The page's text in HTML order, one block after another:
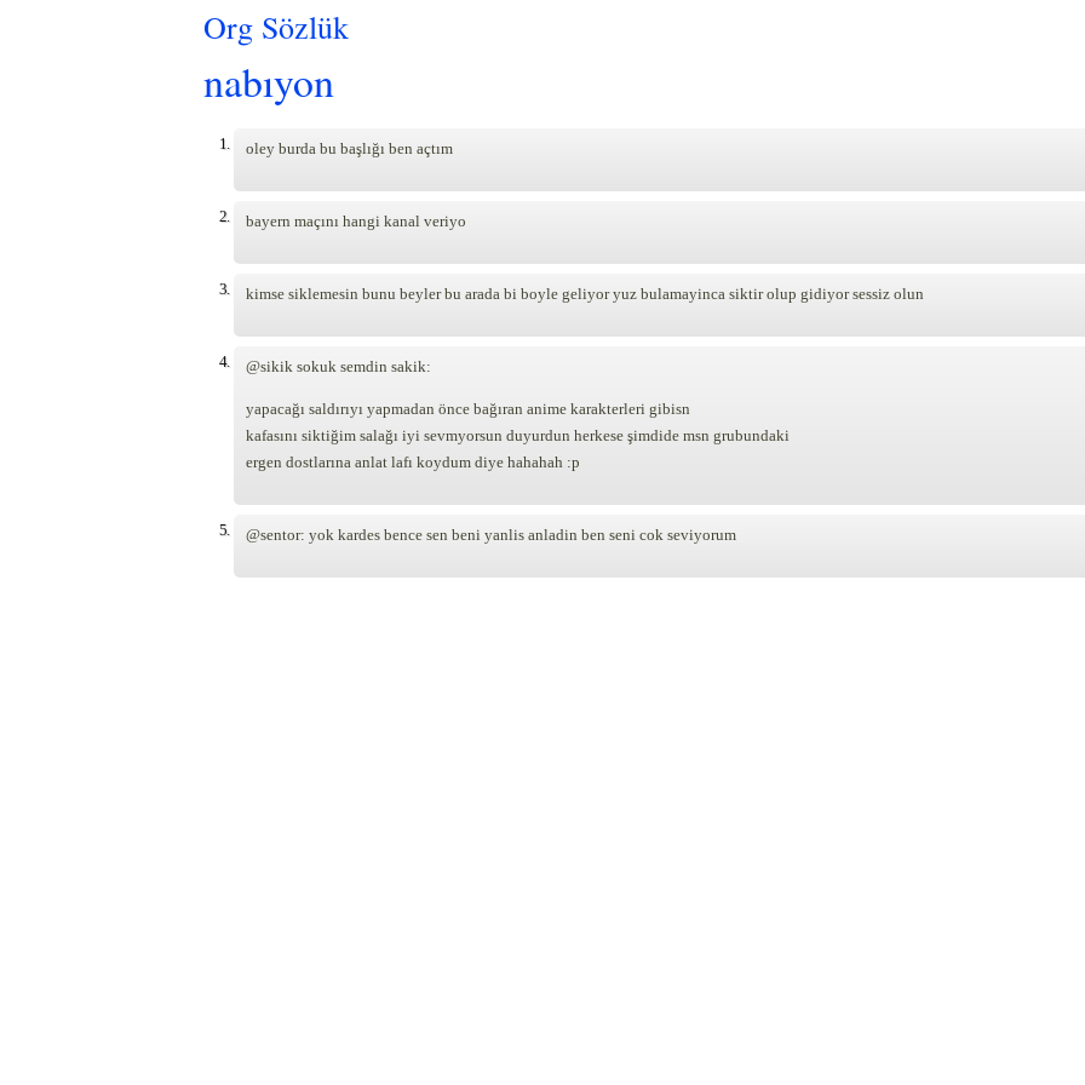
Org Sözlük
nabıyon
1. oley burda bu başlığı ben açtım
2. bayern maçını hangi kanal veriyo
3. kimse siklemesin bunu beyler bu arada bi boyle geliyor yuz bulamayinca siktir olup gidiyor sessiz olun
4. @sikik sokuk semdin sakik:
yapacağı saldırıyı yapmadan önce bağıran anime karakterleri gibisn
kafasını siktiğim salağı iyi sevmyorsun duyurdun herkese şimdide msn grubundaki
ergen dostlarına anlat lafı koydum diye hahahah :p
5. @sentor: yok kardes bence sen beni yanlis anladin ben seni cok seviyorum